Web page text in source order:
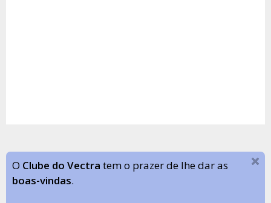
O Clube do Vectra tem o prazer de lhe dar as
boas-vindas.